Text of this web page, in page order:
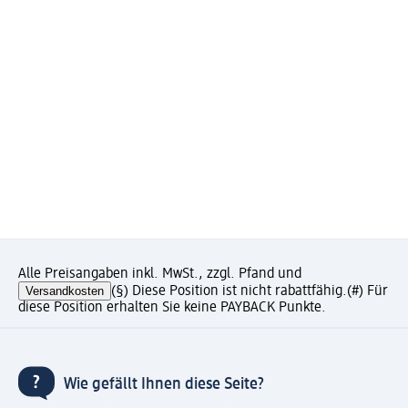
Alle Preisangaben inkl. MwSt., zzgl. Pfand und
Versandkosten (§) Diese Position ist nicht rabattfähig.(#) Für
diese Position erhalten Sie keine PAYBACK Punkte.
Wie gefällt Ihnen diese Seite?